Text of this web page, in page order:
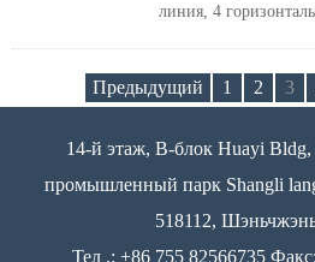
линия, 4
Предыдущий 1 2 3
14-й этаж, B-блок Huayi
промышленный парк Shangli
518112,
Тел .: +86 755 82566735